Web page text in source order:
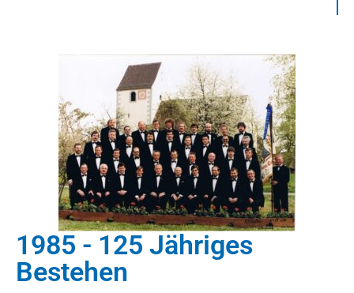
1985 - 125 Jähriges
Bestehen